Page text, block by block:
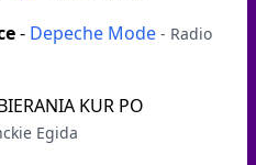
- Depeche Mode - Radio
KUR PO
Egida